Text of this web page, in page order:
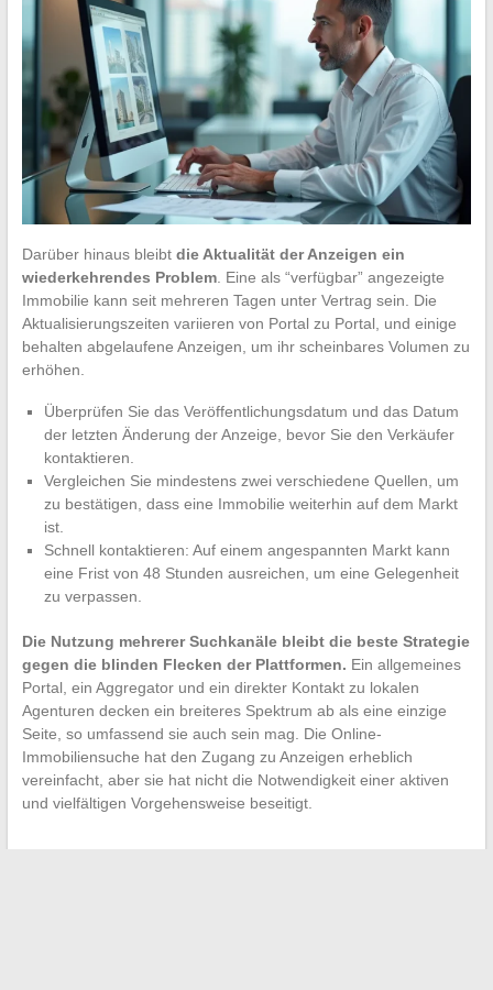
Darüber hinaus bleibt die Aktualität der Anzeigen ein
wiederkehrendes Problem. Eine als “verfügbar” angezeigte
Immobilie kann seit mehreren Tagen unter Vertrag sein. Die
Aktualisierungszeiten variieren von Portal zu Portal, und einige
behalten abgelaufene Anzeigen, um ihr scheinbares Volumen zu
erhöhen.
Überprüfen Sie das Veröffentlichungsdatum und das Datum
der letzten Änderung der Anzeige, bevor Sie den Verkäufer
kontaktieren.
Vergleichen Sie mindestens zwei verschiedene Quellen, um
zu bestätigen, dass eine Immobilie weiterhin auf dem Markt
ist.
Schnell kontaktieren: Auf einem angespannten Markt kann
eine Frist von 48 Stunden ausreichen, um eine Gelegenheit
zu verpassen.
Die Nutzung mehrerer Suchkanäle bleibt die beste Strategie
gegen die blinden Flecken der Plattformen. Ein allgemeines
Portal, ein Aggregator und ein direkter Kontakt zu lokalen
Agenturen decken ein breiteres Spektrum ab als eine einzige
Seite, so umfassend sie auch sein mag. Die Online-
Immobiliensuche hat den Zugang zu Anzeigen erheblich
vereinfacht, aber sie hat nicht die Notwendigkeit einer aktiven
und vielfältigen Vorgehensweise beseitigt.